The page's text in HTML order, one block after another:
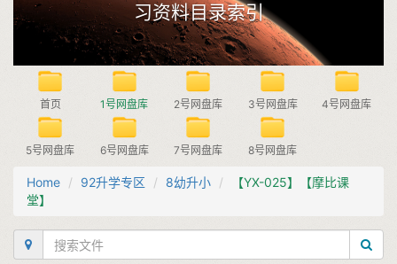
习资料目录索引
首页 1号网盘库 2号网盘库 3号网盘库 4号网盘库
5号网盘库 6号网盘库 7号网盘库 8号网盘库
Home 92升学专区 8幼升小
【YX-025】【摩比课
堂】